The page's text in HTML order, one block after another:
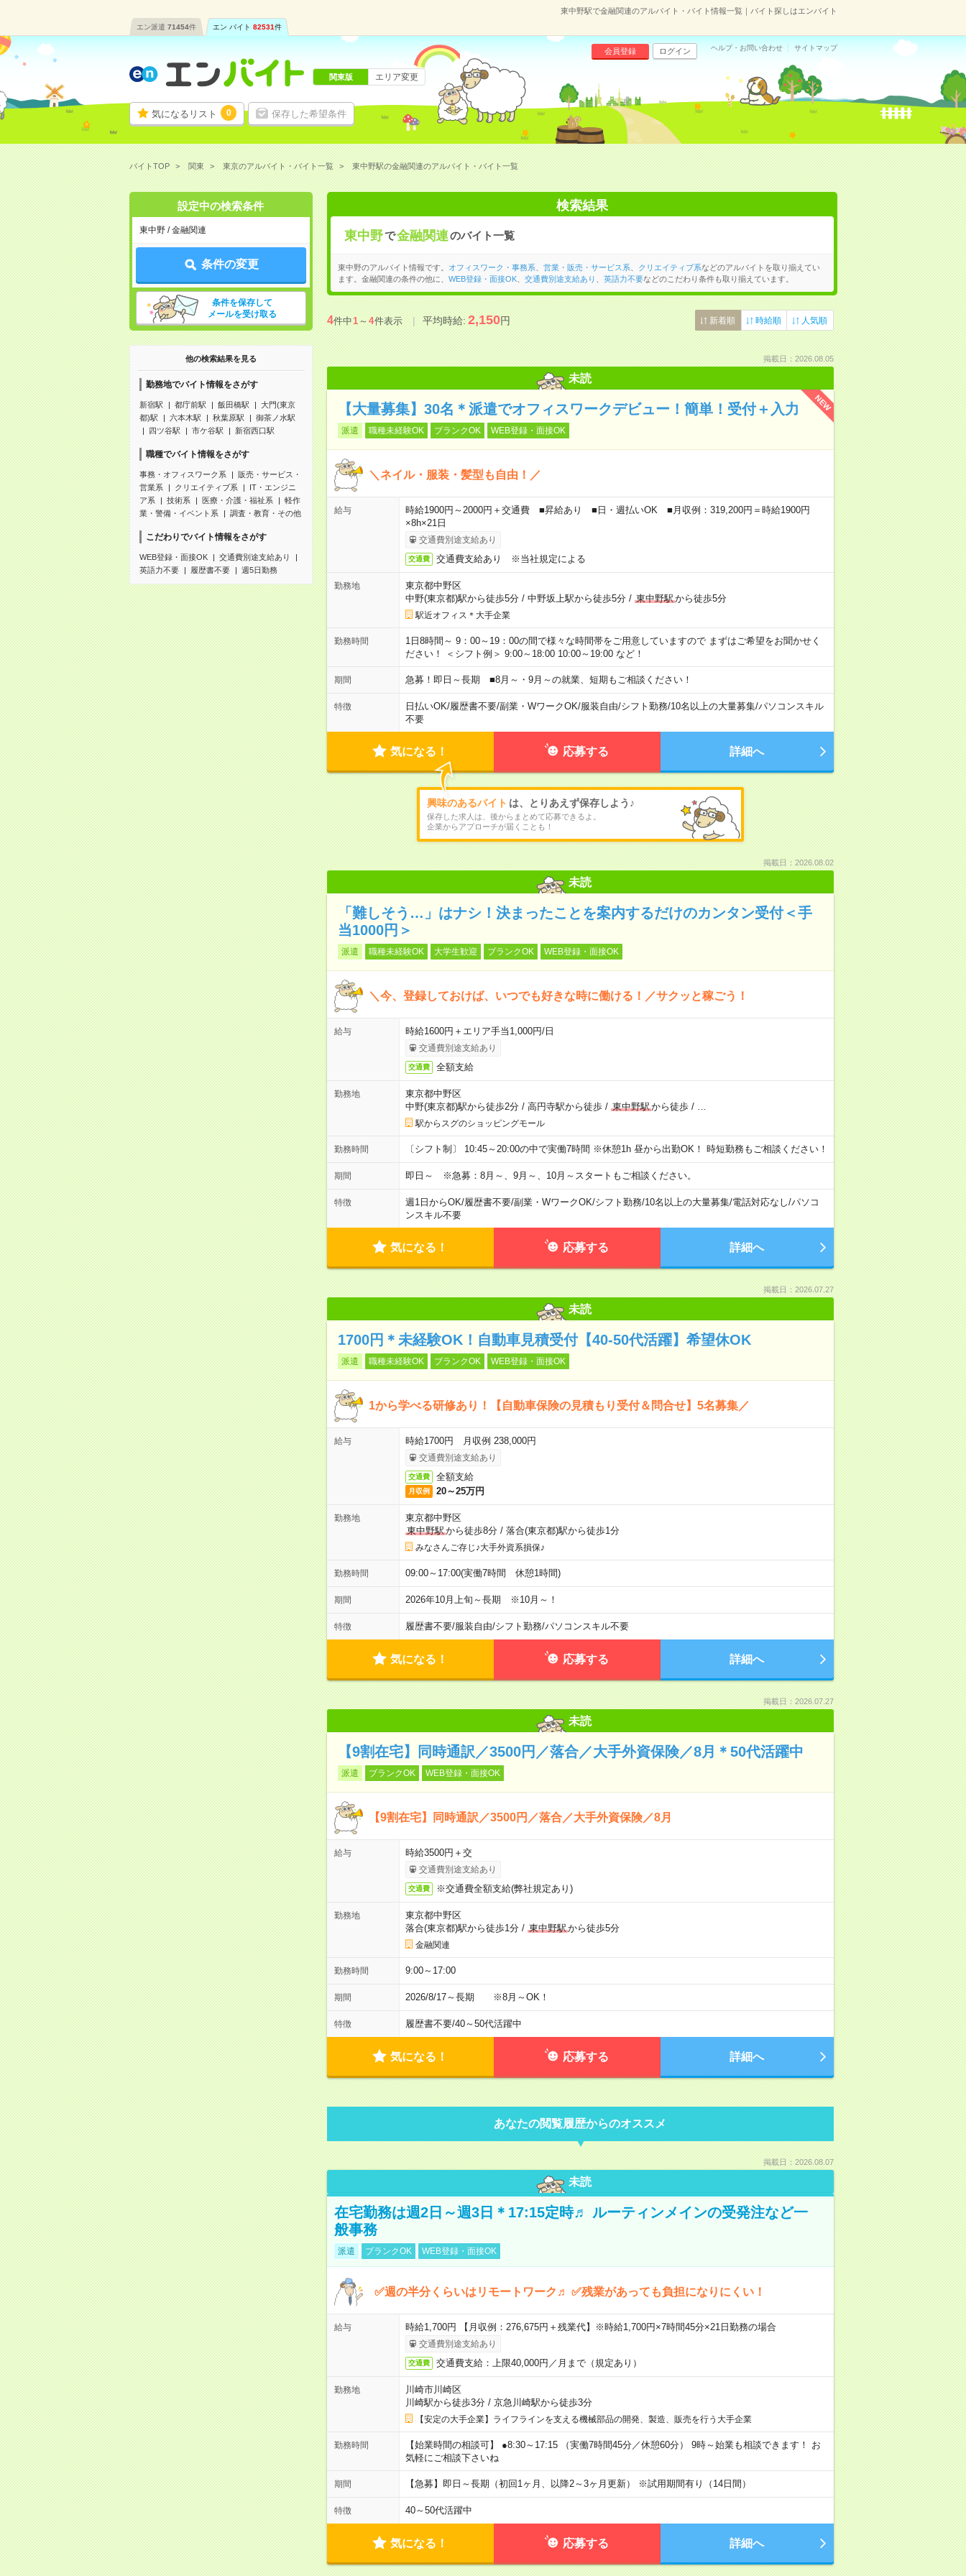
東中野駅で金融関連のアルバイト・バイト情報一覧｜バイト探しはエンバイト
エン派遣 71454件 エン バイト 82531件
気になるリスト 0 保存した希望条件
会員登録 ログイン ヘルプ・お問い合わせ サイトマップ
関東版 エリア変更
バイトTOP 関東 東京のアルバイト・バイト一覧 東中野駅の金融関連のアルバイト・バイト一覧
設定中の検索条件
東中野 / 金融関連
条件の変更
条件を保存して
メールを受け取る
他の検索結果を見る
勤務地でバイト情報をさがす
新宿駅 都庁前駅 飯田橋駅
大門(東京
都)駅
六本木駅 秋葉原駅
御茶ノ水駅
四ツ谷駅
市ケ谷駅 新宿西口駅
職種でバイト情報をさがす
事務・オフィスワーク系
販売・サービス・
営業系
クリエイティブ系
IT・エンジニ
ア系
技術系 医療・介護・福祉系
軽作
業・警備・イベント系
調査・教育・その他
こだわりでバイト情報をさがす
WEB登録・面接OK
交通費別途支給あり
英語力不要
履歴書不要 週5日勤務
検索結果
東中野で金融関連のバイト一覧
東中野のアルバイト情報です。 オフィスワーク・事務系 営業・販売・サービス系 クリエイティブ系などのアルバイトを取り揃えてい
ます。金融関連の条件の他に、 WEB登録・面接OK、 交通費別途支給あり 英語力不要などのこだわり条件も取り揃えています。
4件中1～4件表示 平均時給:2,150円 新着順 時給順 人気順
掲載日：2026.08.05
未読
NEW
【大量募集】30名＊派遣でオフィスワークデビュー！簡単！受付＋入力
派遣 職種未経験OK ブランクOK WEB登録・面接OK
＼ネイル・服装・髪型も自由！／
給与
時給1900円～2000円＋交通費 ■昇給あり ■日・週払いOK ■月収例：319,200円＝時給1900円
×8h×21日
交通費別途支給あり
交通費 交通費支給あり ※当社規定による
勤務地
東京都中野区
中野(東京都)駅から徒歩5分/ 中野坂上駅から徒歩5分/ 東中野駅から徒歩5分
駅近オフィス＊大手企業
勤務時間
1日8時間～ 9：00～19：00の間で様々な時間帯をご用意していますので まずはご希望をお聞かせく
ださい！ ＜シフト例＞ 9:00～18:00 10:00～19:00 など！
期間 急募！即日～長期 ■8月～・9月～の就業、短期もご相談ください！
特徴 日払いOK/履歴書不要/副業・WワークOK/服装自由/シフト勤務/10名以上の大量募集/パソコンスキル
不要
気になる！ 応募する 詳細へ
興味のあるバイト は、とりあえず保存しよう♪
保存した求人は、後からまとめて応募できるよ。
企業からアプローチが届くことも！
掲載日：2026.08.02
未読
「難しそう…」はナシ！決まったことを案内するだけのカンタン受付＜手
当1000円＞
派遣 職種未経験OK 大学生歓迎 ブランクOK WEB登録・面接OK
＼今、登録しておけば、いつでも好きな時に働ける！／サクッと稼ごう！
給与 時給1600円＋エリア手当1,000円/日
交通費別途支給あり
交通費 全額支給
勤務地
東京都中野区
中野(東京都)駅から徒歩2分/ 高円寺駅から徒歩/ 東中野駅から徒歩/
駅からスグのショッピングモール
勤務時間 〔シフト制〕 10:45～20:00の中で実働7時間 ※休憩1h 昼から出勤OK！ 時短勤務もご相談ください！
期間 即日～ ※急募：8月～、9月～、10月～スタートもご相談ください。
特徴 週1日からOK/履歴書不要/副業・WワークOK/シフト勤務/10名以上の大量募集/電話対応なし/パソコ
ンスキル不要
気になる！ 応募する 詳細へ
掲載日：2026.07.27
未読
1700円＊未経験OK！自動車見積受付【40-50代活躍】希望休OK
派遣 職種未経験OK ブランクOK WEB登録・面接OK
1から学べる研修あり！【自動車保険の見積もり受付＆問合せ】5名募集／
給与 時給1700円 月収例 238,000円
交通費別途支給あり
交通費 全額支給
月収例 20～25万円
勤務地
東京都中野区
東中野駅から徒歩8分/ 落合(東京都)駅から徒歩1分
みなさんご存じ♪大手外資系損保♪
勤務時間 09:00～17:00(実働7時間 休憩1時間)
期間 2026年10月上旬～長期 ※10月～！
特徴 履歴書不要/服装自由/シフト勤務/パソコンスキル不要
気になる！ 応募する 詳細へ
掲載日：2026.07.27
未読
【9割在宅】同時通訳／3500円／落合／大手外資保険／8月＊50代活躍中
派遣 ブランクOK WEB登録・面接OK
【9割在宅】同時通訳／3500円／落合／大手外資保険／8月
給与 時給3500円＋交
交通費別途支給あり
交通費 ※交通費全額支給(弊社規定あり)
勤務地
東京都中野区
落合(東京都)駅から徒歩1分/ 東中野駅から徒歩5分
金融関連
勤務時間 9:00～17:00
期間 2026/8/17～長期 ※8月～OK！
特徴 履歴書不要/40～50代活躍中
気になる！ 応募する 詳細へ
あなたの閲覧履歴からのオススメ
掲載日：2026.08.07
未読
在宅勤務は週2日～週3日＊17:15定時♬ ルーティンメインの受発注など一
般事務
派遣 ブランクOK WEB登録・面接OK
✅週の半分くらいはリモートワーク♬ ✅残業があっても負担になりにくい！
給与 時給1,700円 【月収例：276,675円＋残業代】※時給1,700円×7時間45分×21日勤務の場合
交通費別途支給あり
交通費 交通費支給：上限40,000円／月まで（規定あり）
勤務地
川崎市川崎区
川崎駅から徒歩3分/ 京急川崎駅から徒歩3分
【安定の大手企業】ライフラインを支える機械部品の開発、製造、販売を行う大手企業
勤務時間
【始業時間の相談可】 ●8:30～17:15 （実働7時間45分／休憩60分） 9時～始業も相談できます！ お
気軽にご相談下さいね
期間 【急募】即日～長期（初回1ヶ月、以降2～3ヶ月更新） ※試用期間有り（14日間）
特徴 40～50代活躍中
気になる！ 応募する 詳細へ